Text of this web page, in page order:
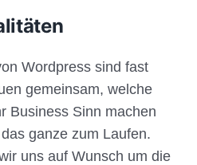
Wordpress sind fast
gemeinsam, welche
Business Sinn machen
ganze zum Laufen.
uns auf Wunsch um die